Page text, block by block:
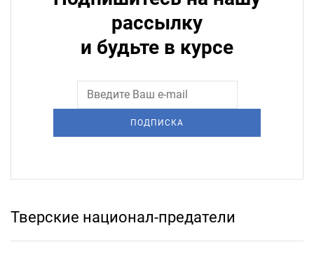
рассылку
и будьте в курсе
ПОДПИСКА
Тверские национал-предатели